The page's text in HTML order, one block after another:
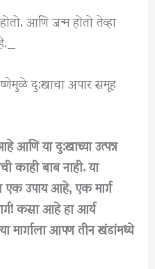
आणि जन्म होतो तेव्हा
दु:खाचा अपार समूह
या दु:खाच्या उत्पन्न
काही बाब नाही. या
एक उपाय आहे, एक मार्ग
कसा आहे हा आर्य
मार्गाला आपण तीन खंडांमध्ये